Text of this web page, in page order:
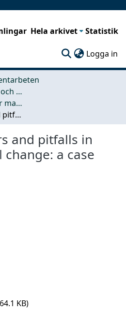
Hela arkivet Statistik
Logga in
Teknikens ekonomi och organisation
Examensarbeten för masterexamen
Success factors and pitfalls in organizational change: a case study
and pitfalls in
a case
KB)